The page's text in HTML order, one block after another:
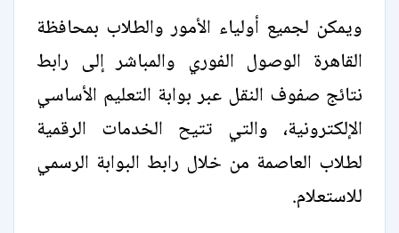
ويمكن لجميع أولياء الأمور والطلاب بمحافظة
القاهرة الوصول الفوري والمباشر إلى رابط
نتائج صفوف النقل عبر بوابة التعليم الأساسي
الإلكترونية، والتي تتيح الخدمات الرقمية
لطلاب العاصمة من خلال رابط البوابة الرسمي
للاستعلام.